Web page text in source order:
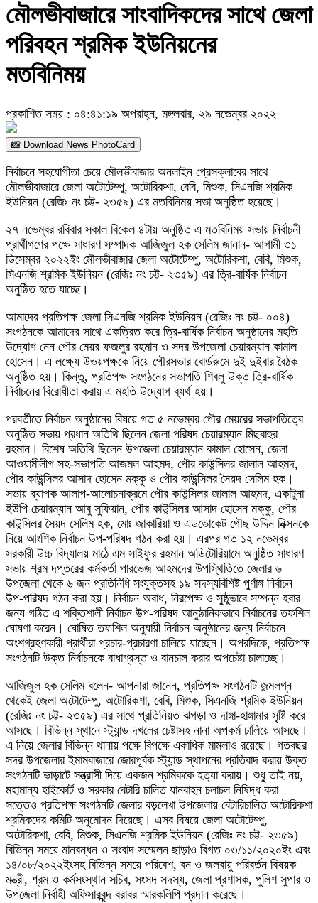
মৌলভীবাজারে সাংবাদিকদের সাথে জেলা
পরিবহন শ্রমিক ইউনিয়নের
মতবিনিময়
প্রকাশিত সময় : ০৪:৪১:১৯ অপরাহ্ন, মঙ্গলবার, ২৯ নভেম্বর ২০২২
📸 Download News PhotoCard
নির্বাচনে সহযোগীতা চেয়ে মৌলভীবাজার অনলাইন প্রেসক্লাবের সাথে
মৌলভীবাজারে জেলা অটোটেম্পু, অটোরিকশা, বেবি, মিশুক, সিএনজি শ্রমিক
ইউনিয়ন (রেজিঃ নং চট্ট- ২৩৫৯) এর মতবিনিময় সভা অনুষ্ঠিত হয়েছে।
২৭ নভেম্বর রবিবার সকাল বিকেল ৪টায় অনুষ্ঠিত এ মতবিনিময় সভায় নির্বাচনী
প্রার্থীগণের পক্ষে সাধারণ সম্পাদক আজিজুল হক সেলিম জানান- আগামী ৩১
ডিসেম্বর ২০২২ইং মৌলভীবাজার জেলা অটোটেম্পু, অটোরিকশা, বেবি, মিশুক,
সিএনজি শ্রমিক ইউনিয়ন (রেজিঃ নং চট্ট- ২৩৫৯) এর ত্রি-বার্ষিক নির্বাচন
অনুষ্ঠিত হতে যাচ্ছে।
আমাদের প্রতিপক্ষ জেলা সিএনজি শ্রমিক ইউনিয়ন (রেজিঃ নং চট্ট- ০০৪)
সংগঠনকে আমাদের সাথে একত্রিত করে ত্রি-বার্ষিক নির্বাচন অনুষ্ঠানের মহতি
উদ্যোগ নেন পৌর মেয়র ফজলুর রহমান ও সদর উপজেলা চেয়ারম্যান কামাল
হোসেন। এ লক্ষ্যে উভয়পক্ষকে নিয়ে পৌরসভার বোর্ডরুমে দুই দুইবার বৈঠক
অনুষ্ঠিত হয়। কিন্তু, প্রতিপক্ষ সংগঠনের সভাপতি শিবলু উক্ত ত্রি-বার্ষিক
নির্বাচনের বিরোধীতা করায় এ মহতি উদ্যোগ ব্যর্থ হয়।
পরবর্তীতে নির্বাচন অনুষ্ঠানের বিষয়ে গত ৫ নভেম্বর পৌর মেয়রের সভাপতিত্বে
অনুষ্ঠিত সভায় প্রধান অতিথি ছিলেন জেলা পরিষদ চেয়ারম্যান মিছবাহুর
রহমান। বিশেষ অতিথি ছিলেন উপজেলা চেয়ারম্যান কামাল হোসেন, জেলা
আওয়ামীলীগ সহ-সভাপতি আজমল আহমদ, পৌর কাউন্সিলর জালাল আহমদ,
পৌর কাউন্সিলর আসাদ হোসেন মক্কু ও পৌর কাউন্সিলর সৈয়দ সেলিম হক।
সভায় ব্যাপক আলাপ-আলোচনাক্রমে পৌর কাউন্সিলর জালাল আহমদ, একাটুনা
ইউপি চেয়ারম্যান আবু সুফিয়ান, পৌর কাউন্সিলর আসাদ হোসেন মক্কু, পৌর
কাউন্সিলর সৈয়দ সেলিম হক, মোঃ জাকারিয়া ও এডভোকেট গৌছ উদ্দিন নিক্সনকে
নিয়ে আংশিক নির্বাচন উপ-পরিষদ গঠন করা হয়। এরপর গত ১২ নভেম্বর
সরকারী উচ্চ বিদ্যালয় মাঠে এম সাইফুর রহমান অডিটোরিয়ামে অনুষ্ঠিত সাধারণ
সভায় শ্রম দপ্তরের কর্মকর্তা পারভেজ আহমদের উপস্থিতিতে জেলার ৬
উপজেলা থেকে ৬ জন প্রতিনিধি সংযুক্তসহ ১৯ সদস্যবিশিষ্ট পুর্ণাঙ্গ নির্বাচন
উপ-পরিষদ গঠন করা হয়। নির্বাচন অবাধ, নিরপেক্ষ ও সুষ্ঠুভাবে সম্পন্ন হবার
জন্য গঠিত এ শক্তিশালী নির্বাচন উপ-পরিষদ আনুষ্ঠানিকভাবে নির্বাচনের তফশিল
ঘোষণা করেন। ঘোষিত তফশিল অনুযায়ী নির্বাচন অনুষ্ঠানের জন্য নির্বাচনে
অংশগ্রহণকারী প্রার্থীরা প্রচার-প্রচারণা চালিয়ে যাচ্ছেন। অপরদিকে, প্রতিপক্ষ
সংগঠনটি উক্ত নির্বাচনকে বাধাগ্রস্ত ও বানচাল করার অপচেষ্টা চালাচ্ছে।
আজিজুল হক সেলিম বলেন- আপনারা জানেন, প্রতিপক্ষ সংগঠনটি জন্মলগ্ন
থেকেই জেলা অটোটেম্পু, অটোরিকশা, বেবি, মিশুক, সিএনজি শ্রমিক ইউনিয়ন
(রেজিঃ নং চট্ট- ২৩৫৯) এর সাথে প্রতিনিয়ত ঝগড়া ও দাঙ্গা-হাঙ্গামার সৃষ্টি করে
আসছে। বিভিন্ন স্থানে স্ট্যান্ড দখলের চেষ্টাসহ নানা অপকর্ম চালিয়ে আসছে।
এ নিয়ে জেলার বিভিন্ন থানায় পক্ষে বিপক্ষে একাধিক মামলাও রয়েছে। গতবছর
সদর উপজেলার ইমামবাজারে জোরপূর্বক স্ট্যান্ড স্থাপনের প্রতিবাদ করায় উক্ত
সংগঠনটি ভাড়াটে সন্ত্রাসী দিয়ে একজন শ্রমিককে হত্যা করায়। শুধু তাই নয়,
মহামান্য হাইকোর্ট ও সরকার বেটারি চালিত যানবাহন চলাচল নিষিদ্ধ করা
সত্তেও প্রতিপক্ষ সংগঠনটি জেলার বড়লেখা উপজেলায় বেটারিচালিত অটোরিকশা
শ্রমিকদের কমিটি অনুমোদন দিয়েছে। এসব বিষয়ে জেলা অটোটেম্পু,
অটোরিকশা, বেবি, মিশুক, সিএনজি শ্রমিক ইউনিয়ন (রেজিঃ নং চট্ট- ২৩৫৯)
বিভিন্ন সময়ে মানবন্ধন ও সংবাদ সম্মেলন ছাড়াও বিগত ০৩/১১/২০২০ইং এবং
১৪/০৮/২০২২ইংসহ বিভিন্ন সময়ে পরিবেশ, বন ও জলবায়ু পরিবর্তন বিষয়ক
মন্ত্রী, শ্রম ও কর্মসংস্থান সচিব, সংসদ সদস্য, জেলা প্রশাসক, পুলিশ সুপার ও
উপজেলা নির্বাহী অফিসারবৃন্দ বরাবর স্মারকলিপি প্রদান করেছে।